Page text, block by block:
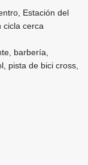
Estación del
cicla cerca
barbería,
pista de bici cross,